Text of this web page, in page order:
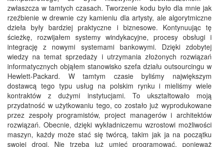
zwłaszcza w tamtych czasach. Tworzenie kodu było dla mnie jak
rzeźbienie w drewnie czy kamieniu dla artysty, ale algorytmiczne
dzieła były bardziej praktyczne i biznesowe. Kontynuując tę
ścieżkę, rozwijałem systemy windykacyjne, procesy obsługi i
integrację z nowymi systemami bankowymi. Dzięki zdobytej
wiedzy na temat sprzedaży i utrzymania złożonych rozwiązań
informatycznych objąłem stanowisko szefa działu outsourcingu w
Hewlett-Packard. W tamtym czasie byliśmy największym
dostawcą tego typu usług na polskim rynku i mieliśmy wiele
kontraktów z dużymi instytucjami. To ukształtowało moją
przydatność w użytkowaniu tego, co zostało już wyprodukowane
przez zespoły programistów, project managerów i architektów
rozwiązań. Obecnie, dzięki wykładniczemu wzrostowi możliwości
maszyn, każdy może stać się twórcą, takim jak ja na początku
swojej drogi. Nie trzeba już umieć programować, ponieważ